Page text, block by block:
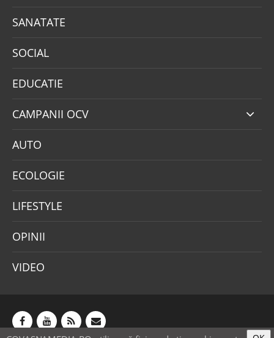
SANATATE
SOCIAL
EDUCATIE
CAMPANII OCV
AUTO
ECOLOGIE
LIFESTYLE
OPINII
VIDEO